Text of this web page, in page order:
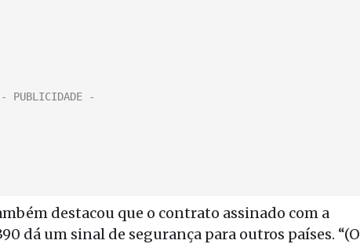
destacou que o contrato assinado com a
dá um sinal de segurança para outros países. “(O